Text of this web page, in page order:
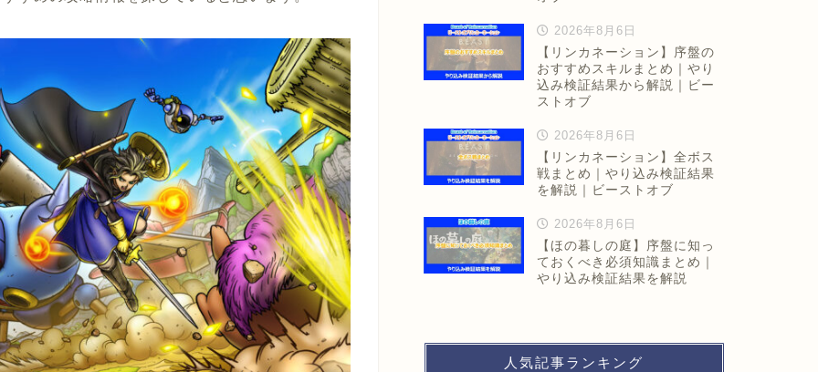
2026年8月6日
【リンカネーション】序盤の
おすすめスキルまとめ｜やり
込み検証結果から解説｜ビー
ストオブ
2026年8月6日
【リンカネーション】全ボス
戦まとめ｜やり込み検証結果
を解説｜ビーストオブ
2026年8月6日
【ほの暮しの庭】序盤に知っ
ておくべき必須知識まとめ｜
やり込み検証結果を解説
人気記事ランキング